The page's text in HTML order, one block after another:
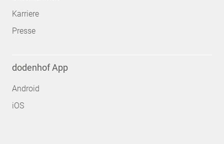
Karriere
Presse
dodenhof App
Android
iOS